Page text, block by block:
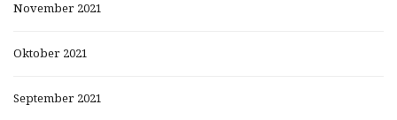
November 2021
Oktober 2021
September 2021